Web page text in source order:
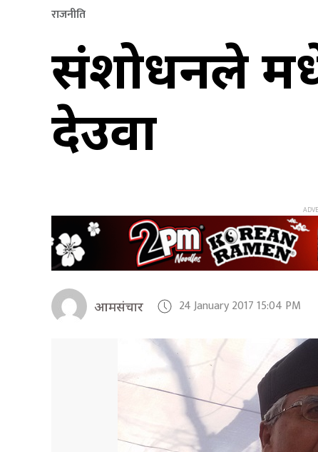
राजनीति
संशोधनले
देउवा
आमसंचार 24 January 2017 15:04 PM